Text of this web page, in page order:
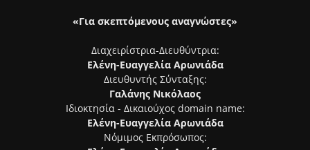
«Για σκεπτόμενους αναγνώστες»
Διαχειρίστρια-Διευθύντρια:
Ελένη-Ευαγγελία Αρωνιάδα
Διευθυντής Σύνταξης:
Γαλάνης Νικόλαος
Ιδιοκτησία - Δικαιούχος domain name:
Ελένη-Ευαγγελία Αρωνιάδα
Νόμιμος Εκπρόσωπος: